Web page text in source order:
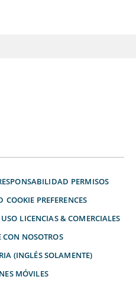
PERMISOS
COOKIE PREFERENCES
LICENCIAS & COMERCIALES
NOSOTROS
(INGLÉS SOLAMENTE)
MÓVILES